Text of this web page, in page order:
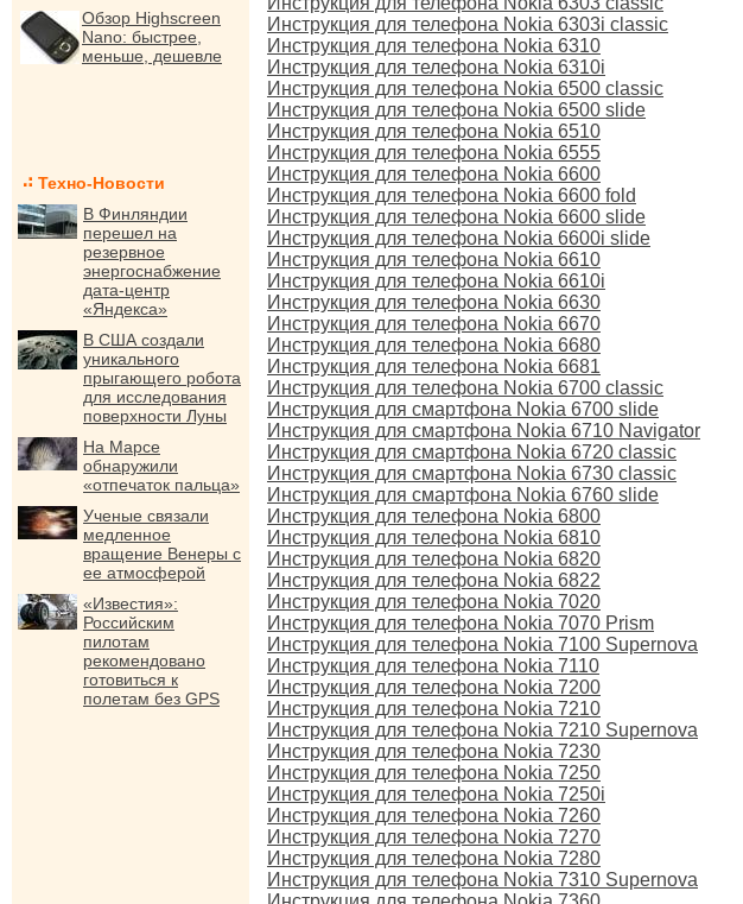
Обзор Highscreen
Nano: быстрее,
меньше, дешевле
Техно-Новости
В Финляндии
перешел на
резервное
энергоснабжение
дата-центр
«Яндекса»
В США создали
уникального
прыгающего робота
для исследования
поверхности Луны
На Марсе
обнаружили
«отпечаток пальца»
Ученые связали
медленное
вращение Венеры с
ее атмосферой
«Известия»:
Российским
пилотам
рекомендовано
готовиться к
полетам без GPS
Инструкция для телефона Nokia 6303i classic
Инструкция для телефона Nokia 6310
Инструкция для телефона Nokia 6310i
Инструкция для телефона Nokia 6500 classic
Инструкция для телефона Nokia 6500 slide
Инструкция для телефона Nokia 6510
Инструкция для телефона Nokia 6555
Инструкция для телефона Nokia 6600
Инструкция для телефона Nokia 6600 fold
Инструкция для телефона Nokia 6600 slide
Инструкция для телефона Nokia 6600i slide
Инструкция для телефона Nokia 6610
Инструкция для телефона Nokia 6610i
Инструкция для телефона Nokia 6630
Инструкция для телефона Nokia 6670
Инструкция для телефона Nokia 6680
Инструкция для телефона Nokia 6681
Инструкция для телефона Nokia 6700 classic
Инструкция для смартфона Nokia 6700 slide
Инструкция для смартфона Nokia 6710 Navigator
Инструкция для смартфона Nokia 6720 classic
Инструкция для смартфона Nokia 6730 classic
Инструкция для смартфона Nokia 6760 slide
Инструкция для телефона Nokia 6800
Инструкция для телефона Nokia 6810
Инструкция для телефона Nokia 6820
Инструкция для телефона Nokia 6822
Инструкция для телефона Nokia 7020
Инструкция для телефона Nokia 7070 Prism
Инструкция для телефона Nokia 7100 Supernova
Инструкция для телефона Nokia 7110
Инструкция для телефона Nokia 7200
Инструкция для телефона Nokia 7210
Инструкция для телефона Nokia 7210 Supernova
Инструкция для телефона Nokia 7230
Инструкция для телефона Nokia 7250
Инструкция для телефона Nokia 7250i
Инструкция для телефона Nokia 7260
Инструкция для телефона Nokia 7270
Инструкция для телефона Nokia 7280
Инструкция для телефона Nokia 7310 Supernova